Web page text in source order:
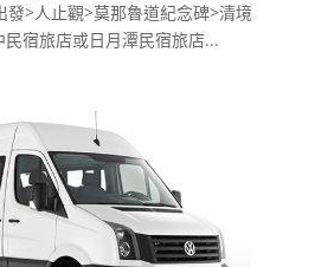
發>人止觀>莫那魯道紀念碑>清境
宿旅店或日月潭民宿旅店...